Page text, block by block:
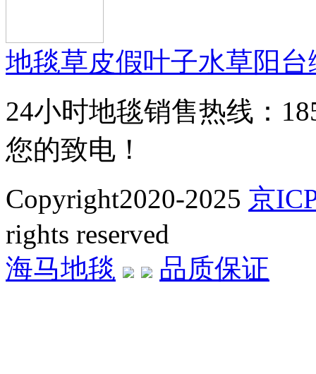
地毯草皮假叶子水草阳台
24小时地毯销售热线：
您的致电！
Copyright2020-2025 京
rights reserved
海马地毯
品质保证